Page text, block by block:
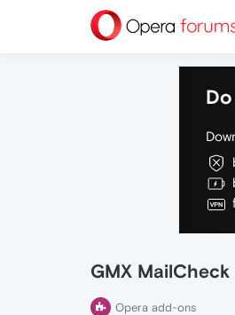
GMX MailCheck
Opera add-ons